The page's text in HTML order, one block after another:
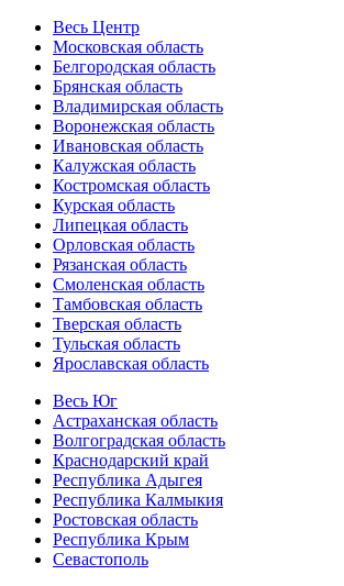
Весь Центр
Московская область
Белгородская область
Брянская область
Владимирская область
Воронежская область
Ивановская область
Калужская область
Костромская область
Курская область
Липецкая область
Орловская область
Рязанская область
Смоленская область
Тамбовская область
Тверская область
Тульская область
Ярославская область
Весь Юг
Астраханская область
Волгоградская область
Краснодарский край
Республика Адыгея
Республика Калмыкия
Ростовская область
Республика Крым
Севастополь